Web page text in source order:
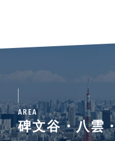
AREA
碑文谷・八雲